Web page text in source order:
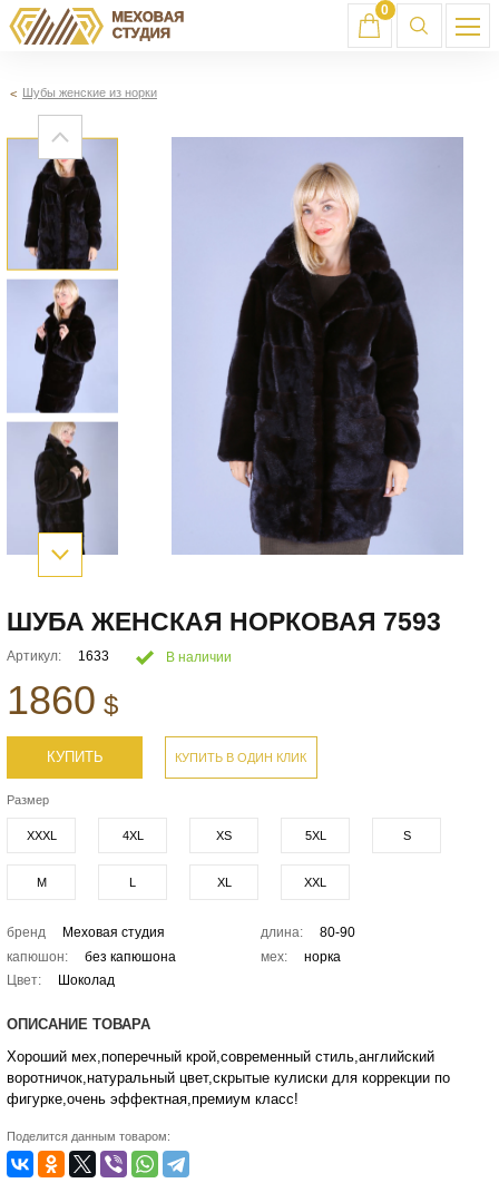
0
Шубы женские из норки
ШУБА ЖЕНСКАЯ НОРКОВАЯ 7593
Артикул: 1633 В наличии
1860 $
КУПИТЬ КУПИТЬ В ОДИН КЛИК
Размер
XXXL 4XL XS 5XL S
M XL XXL
бренд Меховая студия длина:
80-90
капюшон:
без капюшона мех:
норка
Цвет:
Шоколад
ОПИСАНИЕ ТОВАРА
Хороший мех,поперечный крой,современный стиль,английский
воротничок,натуральный цвет,скрытые кулиски для коррекции по
фигурке,очень эффектная,премиум класс!
Поделится данным товаром: